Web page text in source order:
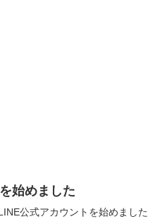
始めました
公式アカウントを始めま